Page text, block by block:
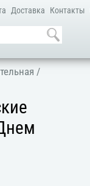
Доставка Контакты
/